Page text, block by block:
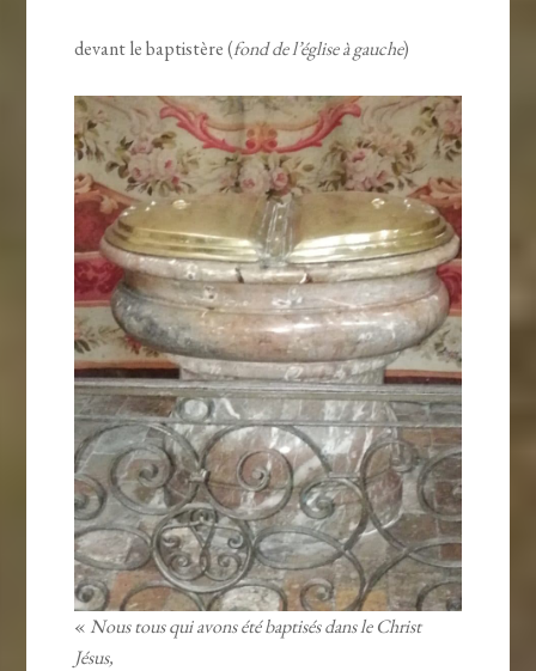
devant le baptistère (fond de l’église à gauche)
« Nous tous qui avons été baptisés dans le Christ
Jésus,